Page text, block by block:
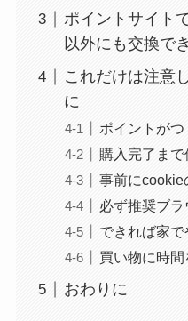
ポイントサイト
以外にも交換で
これだけは注意
に
ポイントが
購入完了ま
事前にcookie
必ず推奨ブラ
できれば家で
買い物に時
おわりに